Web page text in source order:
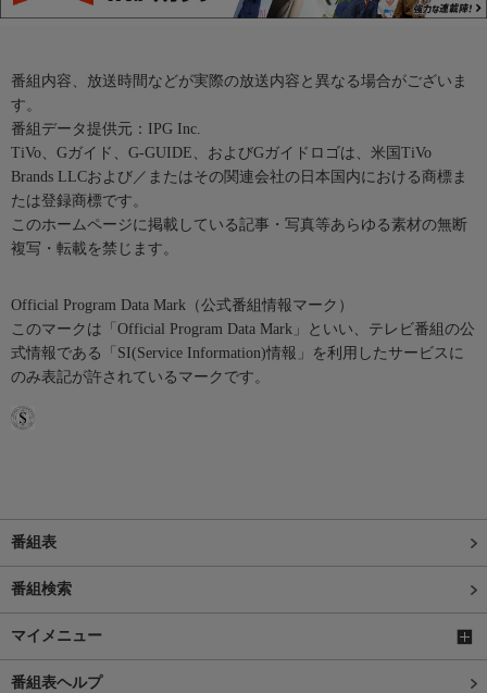
番組内容、放送時間などが実際の放送内容と異なる場合がございま
す。
番組データ提供元：IPG Inc.
TiVo、Gガイド、G-GUIDE、およびGガイドロゴは、米国TiVo
Brands LLCおよび／またはその関連会社の日本国内における商標ま
たは登録商標です。
このホームページに掲載している記事・写真等あらゆる素材の無断
複写・転載を禁じます。
Official Program Data Mark（公式番組情報マーク）
このマークは「Official Program Data Mark」といい、テレビ番組の公
式情報である「SI(Service Information)情報」を利用したサービスに
のみ表記が許されているマークです。
番組表
番組検索
マイメニュー
番組表ヘルプ